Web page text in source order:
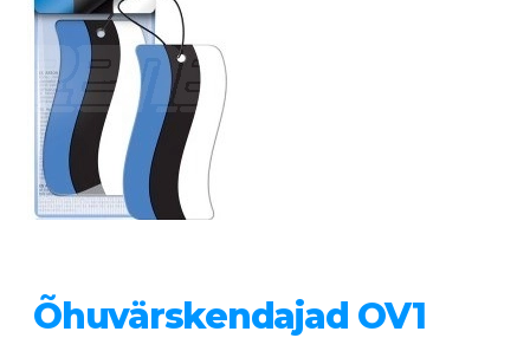
Õhuvärskendajad OV1